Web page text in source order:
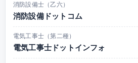
消防設備士（乙六）
消防設備ドットコム
電気工事士（第二種）
電気工事士ドットインフォ